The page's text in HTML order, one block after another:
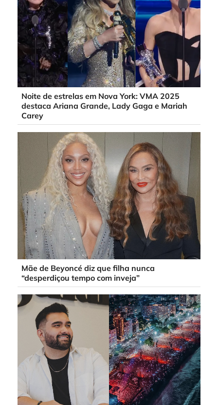
Noite de estrelas em Nova York: VMA 2025
destaca Ariana Grande, Lady Gaga e Mariah
Carey
Mãe de Beyoncé diz que filha nunca
“desperdiçou tempo com inveja”